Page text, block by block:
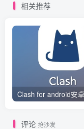
国/美国
相关推荐
评论 抢沙发